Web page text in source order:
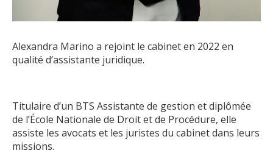
Alexandra Marino a rejoint le cabinet en 2022 en
qualité d’assistante juridique.
Titulaire d’un BTS Assistante de gestion et diplômée
de l’École Nationale de Droit et de Procédure, elle
assiste les avocats et les juristes du cabinet dans leurs
missions.